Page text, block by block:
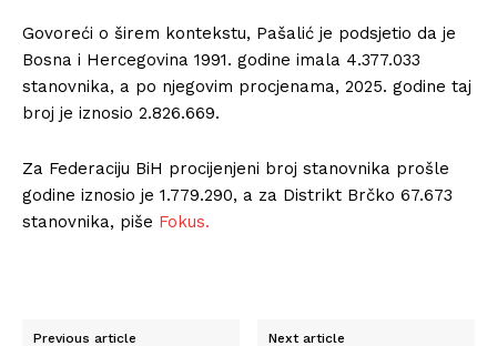
Govoreći o širem kontekstu, Pašalić je podsjetio da je
Bosna i Hercegovina 1991. godine imala 4.377.033
stanovnika, a po njegovim procjenama, 2025. godine taj
broj je iznosio 2.826.669.
Za Federaciju BiH procijenjeni broj stanovnika prošle
godine iznosio je 1.779.290, a za Distrikt Brčko 67.673
stanovnika, piše Fokus.
Previous article Next article